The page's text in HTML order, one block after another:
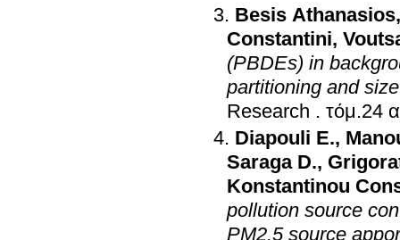
Besis Athanasios
Constantini,
(PBDEs) in
partitioning and
Research .
Diapouli E.,
Saraga D.,
Konstantinou
pollution source
PM2.5 source